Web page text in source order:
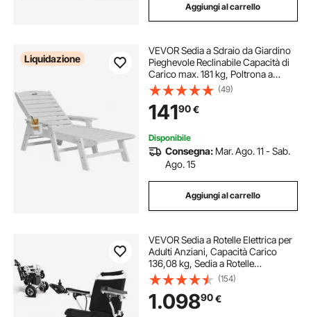
Aggiungi al carrello
Liquidazione
VEVOR Sedia a Sdraio da Giardino
Pieghevole Reclinabile Capacità di
Carico max. 181 kg, Poltrona a
Sdraio da Piscina da Esterno in
HDPE con Schienale Portabicchieri
Seggiola da Spiaggia, Bianco
(49)
14190€
Disponibile
Consegna: Mar. Ago. 11 - Sab.
Ago. 15
Aggiungi al carrello
VEVOR Sedia a Rotelle Elettrica per
Adulti Anziani, Capacità Carico
136,08 kg, Sedia a Rotelle
Motorizzata Pieghevole Leggera
Larghezza 449,58 mm, Sedia
Elettrica per Tutti i Terreni Lega
Alluminio
(154)
1.09890€